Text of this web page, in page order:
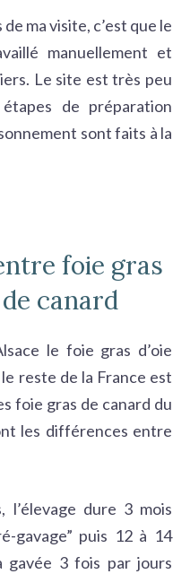
ma visite, c’est que le
manuellement et
Le site est très peu
de préparation
sont faits à la
foie gras
canard
le foie gras d’oie
reste de la France est
foie gras de canard du
les différences entre
l’élevage dure 3 mois
gavage” puis 12 à 14
gavée 3 fois par jours